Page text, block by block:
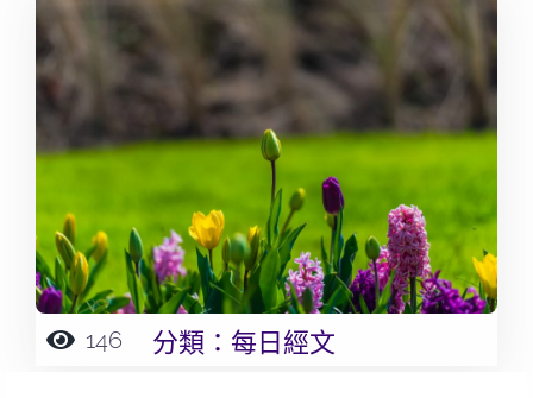
for:
146 分類： 每日經文